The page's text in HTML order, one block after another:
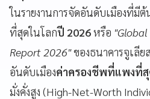
ในรายงานการจัดอันดับเมืองที่มี
ที่สุดในโลกปี 2026หรือ
Report 2026"ของธนาคารจูเลีย
อันดับเมืองค่าครองชีพที่แพงที่
มั่งคั่งสูง (High-Net-Worth